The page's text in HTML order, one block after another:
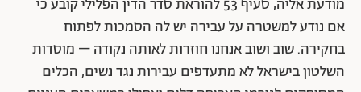
מודעת אליה, סעיף 53 להוראת סדר הדין הפלילי קובע כי
אם נודע למשטרה על עבירה יש לה הסמכות לפתוח
בחקירה. שוב ושוב אנחנו חוזרות לאותה נקודה – מוסדות
השלטון בישראל לא מתעדפים עבירות נגד נשים, הכלים